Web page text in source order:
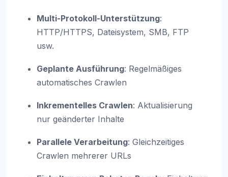
Multi-Protokoll-Unterstützung:
HTTP/HTTPS, Dateisystem, SMB, FTP
usw.
Geplante Ausführung: Regelmäßiges
automatisches Crawlen
Inkrementelles Crawlen: Aktualisierung
nur geänderter Inhalte
Parallele Verarbeitung: Gleichzeitiges
Crawlen mehrerer URLs